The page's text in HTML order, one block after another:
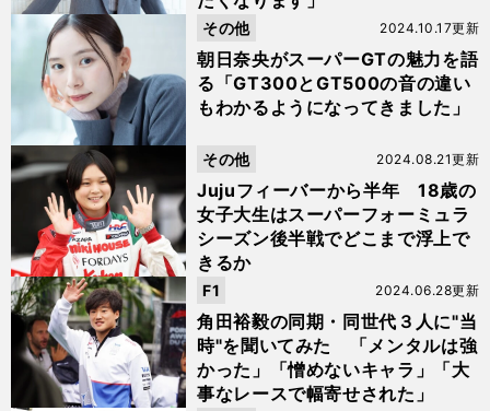
朝日奈央がスーパーGTの魅力を語
る「GT300とGT500の音の違い
もわかるようになってきました」
2024.10.17更新
その他
Jujuフィーバーから半年 18歳の
女子大生はスーパーフォーミュラ
シーズン後半戦でどこまで浮上で
きるか
2024.08.21更新
その他
角田裕毅の同期・同世代３人に"当
時"を聞いてみた 「メンタルは強
かった」「憎めないキャラ」「大
事なレースで幅寄せされた」
2024.06.28更新
F1